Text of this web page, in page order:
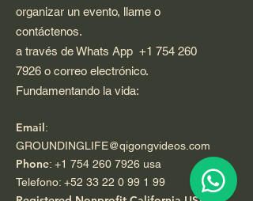
organizar un evento, llame o
contáctenos.
a través de Whats App +1 754 260
7926 o correo electrónico.
Fundamentando la vida:
Email:
GROUNDINGLIFE@qigongvideos.com
Phone: +1 754 260 7926 usa
Telefono: +52 33 22 0 99 1 99